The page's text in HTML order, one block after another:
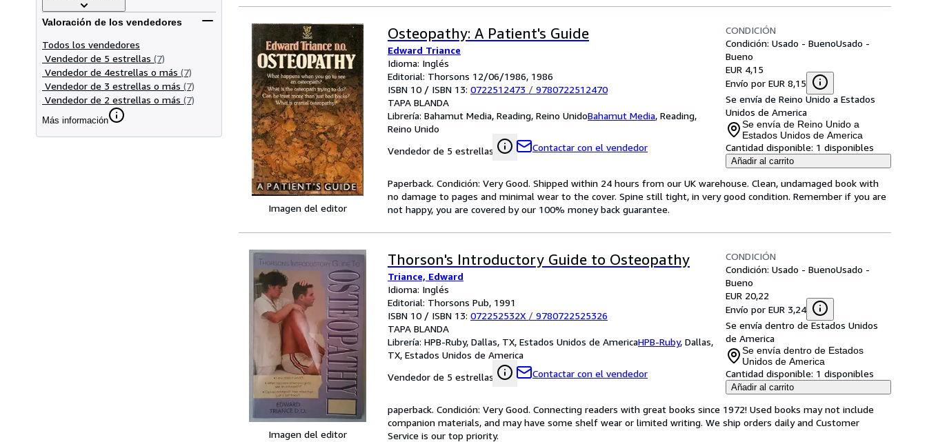
Valoración de los vendedores
Todos los vendedores
Vendedor de 5 estrellas (7)
Vendedor de 4estrellas o más (7)
Vendedor de 3 estrellas o más (7)
Vendedor de 2 estrellas o más (7)
Más información
Imagen del editor
Osteopathy: A Patient's Guide
Edward Triance
Idioma: Inglés
Editorial: Thorsons 12/06/1986, 1986
ISBN 10 / ISBN 13: 0722512473 / 9780722512470
TAPA BLANDA
Librería: Bahamut Media, Reading, Reino UnidoBahamut Media, Reading,
Reino Unido
Vendedor de 5 estrellas
Contactar con el vendedor
CONDICIÓN
Condición: Usado - BuenoUsado -
Bueno
EUR 4,15
Envío por EUR 8,15
Se envía de Reino Unido a Estados
Unidos de America
Se envía de Reino Unido a
Estados Unidos de America
Cantidad disponible: 1 disponibles
Añadir al carrito
Paperback. Condición: Very Good. Shipped within 24 hours from our UK warehouse. Clean, undamaged book with
no damage to pages and minimal wear to the cover. Spine still tight, in very good condition. Remember if you are
not happy, you are covered by our 100% money back guarantee.
Imagen del editor
Thorson's Introductory Guide to Osteopathy
Triance, Edward
Idioma: Inglés
Editorial: Thorsons Pub, 1991
ISBN 10 / ISBN 13: 072252532X / 9780722525326
TAPA BLANDA
Librería: HPB-Ruby, Dallas, TX, Estados Unidos de AmericaHPB-Ruby, Dallas,
TX, Estados Unidos de America
Vendedor de 5 estrellas
Contactar con el vendedor
CONDICIÓN
Condición: Usado - BuenoUsado -
Bueno
EUR 20,22
Envío por EUR 3,24
Se envía dentro de Estados Unidos
de America
Se envía dentro de Estados
Unidos de America
Cantidad disponible: 1 disponibles
Añadir al carrito
paperback. Condición: Very Good. Connecting readers with great books since 1972! Used books may not include
companion materials, and may have some shelf wear or limited writing. We ship orders daily and Customer
Service is our top priority.